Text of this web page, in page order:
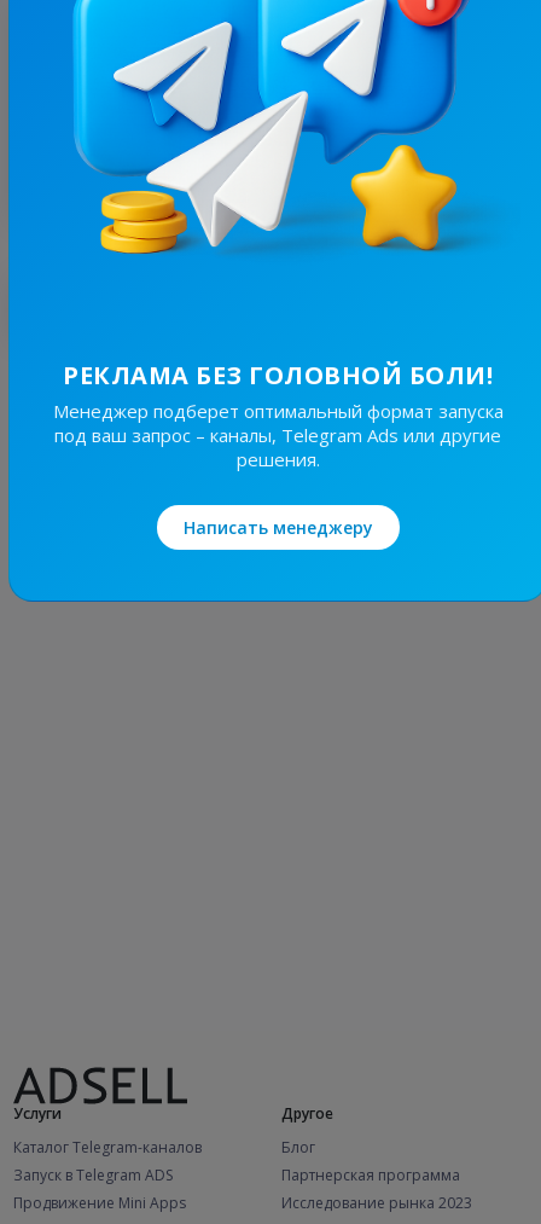
Оценка / 1 отзыв
@il*********
Нуль підписників пришло (
Ответа владельца нет
7.7
19.7K/
3.8K
Новини Львівщини та України
Новости/СМИ, Региональные
150 ₴
Услуги
Каталог Telegram-каналов
Запуск в Telegram ADS
Продвижение Mini Apps
Другое
Блог
Партнерская программа
Исследование рынка 2023
РЕКЛАМА БЕЗ ГОЛОВНОЙ БОЛИ!
Менеджер подберет оптимальный формат запуска
под ваш запрос – каналы, Telegram Ads или другие
решения.
Написать менеджеру